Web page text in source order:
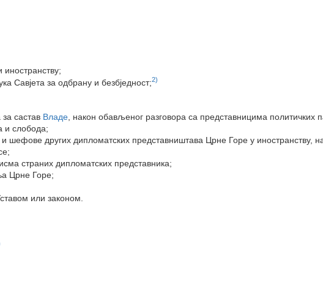
Савјета за одбрану и безбједност;2)
састав Владе, након обављеног разговора са представницима политичких
и слобода;
шефове других дипломатских представништава Црне Горе у
страних дипломатских представника;
Црне Горе;
или законом.